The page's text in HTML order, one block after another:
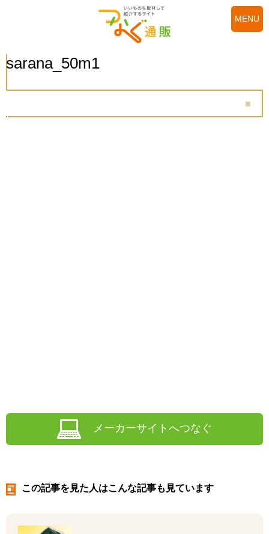
MENU
sarana_50m1
メーカーサイトへつなぐ
この記事を見た人はこんな記事も見ています